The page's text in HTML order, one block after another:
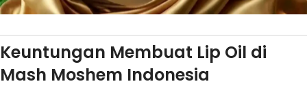
Keuntungan Membuat Lip Oil di
Mash Moshem Indonesia